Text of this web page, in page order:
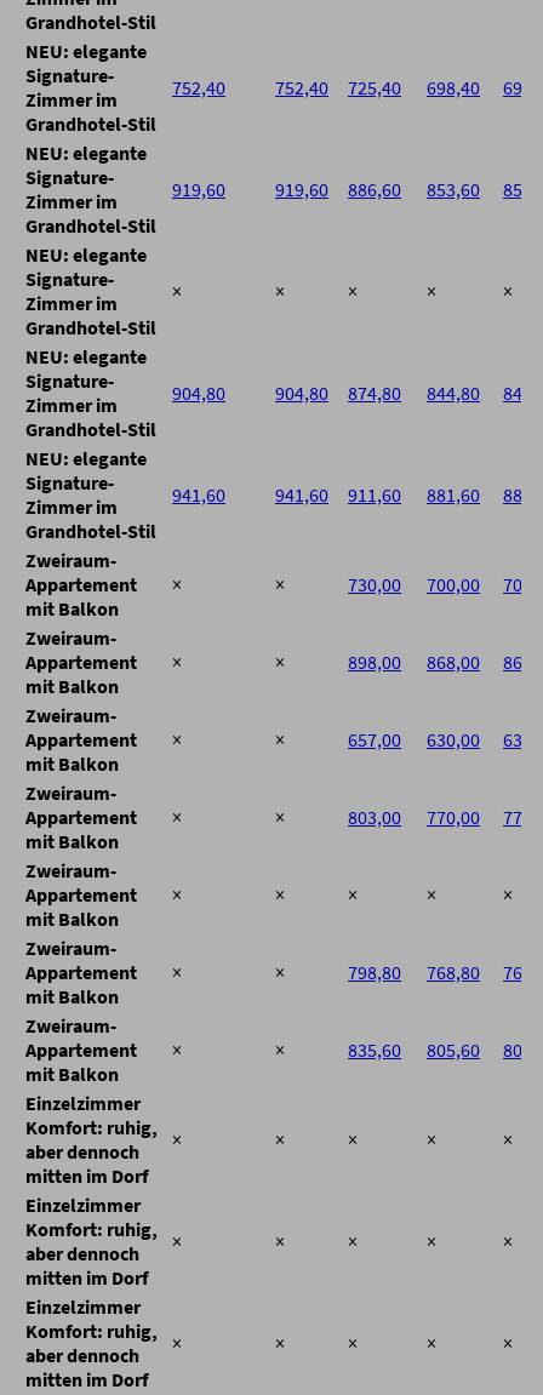
Grandhotel-Stil
NEU: elegante
Signature-
Zimmer im
Grandhotel-Stil
752,40 752,40 725,40 698,40
NEU: elegante
Signature-
Zimmer im
Grandhotel-Stil
919,60 919,60 886,60 853,60
NEU: elegante
Signature-
Zimmer im
Grandhotel-Stil
× × × × ×
NEU: elegante
Signature-
Zimmer im
Grandhotel-Stil
904,80 904,80 874,80 844,80
NEU: elegante
Signature-
Zimmer im
Grandhotel-Stil
941,60 941,60 911,60 881,60
Zweiraum-
Appartement
mit Balkon
× × 730,00 700,00
Zweiraum-
Appartement
mit Balkon
× × 898,00 868,00
Zweiraum-
Appartement
mit Balkon
× × 657,00 630,00
Zweiraum-
Appartement
mit Balkon
× × 803,00 770,00
Zweiraum-
Appartement
mit Balkon
× × × × ×
Zweiraum-
Appartement
mit Balkon
× × 798,80 768,80
Zweiraum-
Appartement
mit Balkon
× × 835,60 805,60
Einzelzimmer
Komfort: ruhig,
aber dennoch
mitten im Dorf
× × × × ×
Einzelzimmer
Komfort: ruhig,
aber dennoch
mitten im Dorf
× × × × ×
Einzelzimmer
Komfort: ruhig,
aber dennoch
mitten im Dorf
× × × × ×